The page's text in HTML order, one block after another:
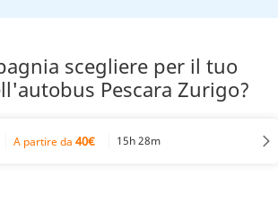
scegliere per il tuo
Pescara Zurigo?
A partire da 40€ 15h 28m